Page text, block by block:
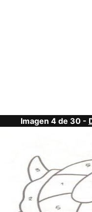
Imagen 4 de 30 -